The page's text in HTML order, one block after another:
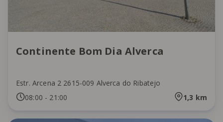
Continente Bom Dia Alverca
Estr. Arcena 2 2615-009 Alverca do Ribatejo
08:00 - 21:00 1,3 km